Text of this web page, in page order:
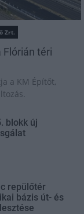
Zrt.
Flórián téri
a KM Építőt,
blokk új
repülőtér
bázis út- és